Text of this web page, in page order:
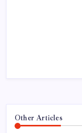
Other Articles